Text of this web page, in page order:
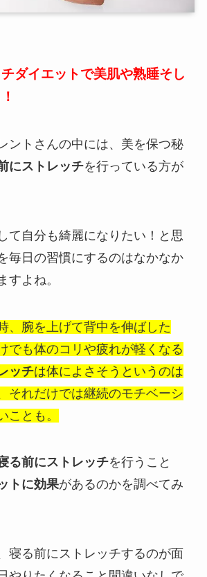
ダイエットで美肌や熟睡そし
ントさんの中には、美を保つ秘
にストレッチを行っている方が
て自分も綺麗になりたい！と思
毎日の習慣にするのはなかなか
すよね。
、腕を上げて背中を伸ばした
でも体のコリや疲れが軽くなる
ッチは体によさそうというのは
それだけでは継続のモチベーシ
ことも。
る前にストレッチを行うこと
トに効果があるのかを調べてみ
寝る前にストレッチするのが面